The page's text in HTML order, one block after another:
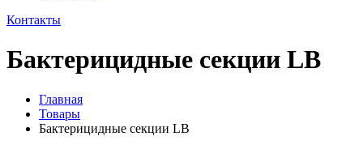
Контакты
Бактерицидные секции LB
Главная
Товары
Бактерицидные секции LB